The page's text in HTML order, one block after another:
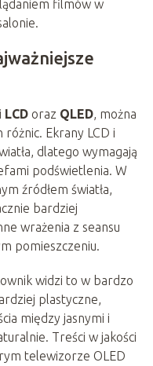
filmów w
LCDoraz QLED, można
różnic. Ekrany LCD i
dlatego wymagają
podświetlenia. W
źródłem światła,
bardziej
wrażenia z seansu
pomieszczeniu.
widzi to w bardzo
plastyczne,
między jasnymi i
Treści w jakości
telewizorze OLED